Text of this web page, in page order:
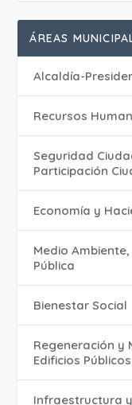
ÁREAS
Alcaldía-
Recursos
Seguridad
Participación
Economía y
Medio
Pública
Bienestar Social
Regeneración y
Edificios
Infraestructura